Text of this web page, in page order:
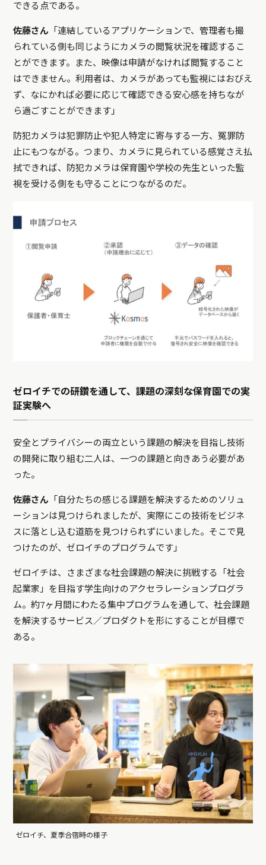
できる点である。
佐藤さん 「連結しているアプリケーションで、管理者も撮
られている側も同じようにカメラの閲覧状況を確認するこ
とができます。また、映像は申請がなければ閲覧すること
はできません。利用者は、カメラがあっても監視にはおびえ
ず、なにかれば必要に応じて確認できる安心感を持ちなが
ら過ごすことができます」
防犯カメラは犯罪防止や犯人特定に寄与する一方、冤罪防
止にもつながる。つまり、カメラに見られている感覚さえ払
拭できれば、防犯カメラは保育園や学校の先生といった監
視を受ける側をも守ることにつながるのだ。
ゼロイチでの研鑽を通して、課題の深刻な保育園での実
証実験へ
安全とプライバシーの両立という課題の解決を目指し技術
の開発に取り組む二人は、一つの課題と向きあう必要があ
った。
佐藤さん 「自分たちの感じる課題を解決するためのソリュ
ーションは見つけられましたが、実際にこの技術をビジネ
スに落とし込む道筋を見つけられずにいました。そこで見
つけたのが、ゼロイチのプログラムです」
ゼロイチは、さまざまな社会課題の解決に挑戦する「社会
起業家」を目指す学生向けのアクセラレーションプログラ
ム。約7ヶ月間にわたる集中プログラムを通して、社会課題
を解決するサービス／プロダクトを形にすることが目標で
ある。
ゼロイチ、夏季合宿時の様子